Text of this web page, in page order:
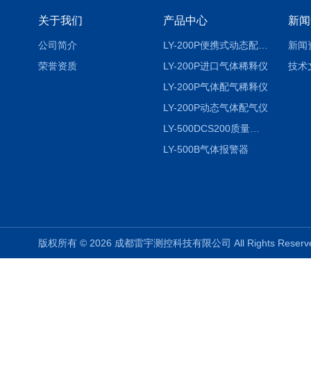
关于我们
公司简介
荣誉资质
产品中心
LY-200P便携式动态配气仪进口
LY-200P进口气体稀释仪
LY-200P气体配气稀释仪
LY-200P动态气体配气仪
LY-500DCS200质量流量控制仪
LY-500B气体报警器
新
新闻
技术
版权所有 © 2026 成都雷宇测控科技有限公司 All Rights